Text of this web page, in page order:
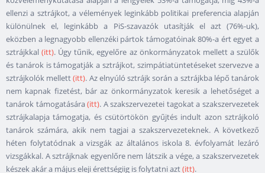
ellenzi a sztrájkot, a vélemények leginkább politikai preferencia alapján
különülnek el, leginkább a PiS-szavazók utasítják el azt (76%-uk),
eközben a legnagyobb ellenzéki pártok támogatóinak 80%-a ért egyet a
sztrájkkal(itt). Úgy tűnik, egyelőre az önkormányzatok mellett a szülők
és tanárok is támogatják a sztrájkot, szimpátiatüntetéseket szervezve a
sztrájkolók mellett(itt). Az elnyúló sztrájk során a sztrájkba lépő tanárok
nem kapnak fizetést, bár az önkormányzatok keresik a lehetőséget a
tanárok támogatására(itt). A szakszervezetei tagokat a szakszervezetek
sztrájkalapja támogatja, és csütörtökön gyűjtés indult azon sztrájkoló
tanárok számára, akik nem tagjai a szakszervezeteknek. A következő
héten folytatódnak a vizsgák az általános iskola 8. évfolyamát lezáró
vizsgákkal. A sztrájknak egyenlőre nem látszik a vége, a szakszervezetek
készek akár a május eleji érettségiig is folytatni azt(itt).